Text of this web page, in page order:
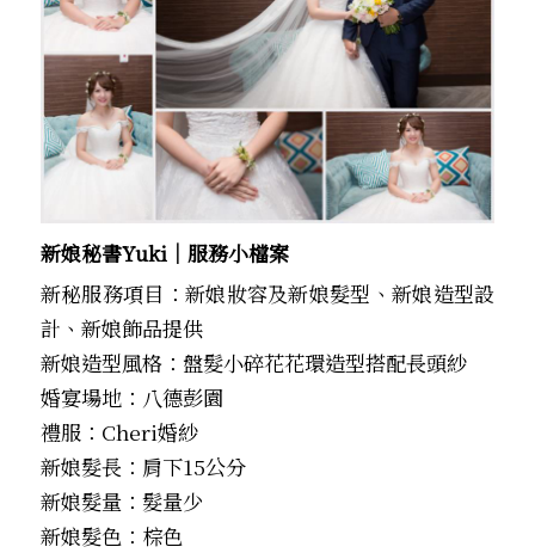
新娘秘書Yuki│服務小檔案
新秘服務項目：新娘妝容及新娘髮型、新娘造型設
計、新娘飾品提供
新娘造型風格：盤髮小碎花花環造型搭配長頭紗
婚宴場地：八德彭園
禮服：Cheri婚紗
新娘髮長：肩下15公分
新娘髮量：髮量少
新娘髮色：棕色